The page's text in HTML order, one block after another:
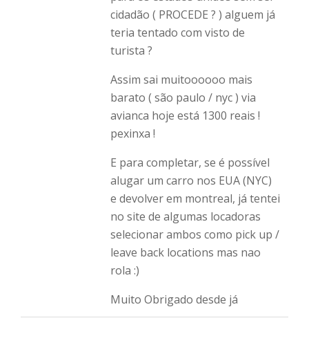
cidadão ( PROCEDE ? ) alguem já
teria tentado com visto de
turista ?
Assim sai muitoooooo mais
barato ( são paulo / nyc ) via
avianca hoje está 1300 reais !
pexinxa !
E para completar, se é possível
alugar um carro nos EUA (NYC)
e devolver em montreal, já tentei
no site de algumas locadoras
selecionar ambos como pick up /
leave back locations mas nao
rola :)
Muito Obrigado desde já